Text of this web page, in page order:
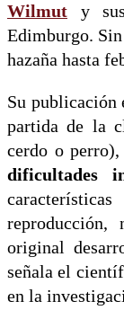
Wilmut y
Edimburgo.
hazaña hasta
Su publicación
partida de la
cerdo o
dificultades
reproducción,
original
señala el
en la